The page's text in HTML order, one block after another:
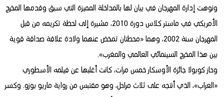
ونوهت إدارة المهرجان في بيان لها بالمداخلة المميزة التي سبق وقدمها المخرج
الأمريكي في ماستر كلاس دورة 2010، مشيرة إلى لحظة تكريمه من قبل
المهرجان سنة 2002، وهما «محطتان تمخض عنهما ولادة علاقة صداقة قوية
بين هذا المخرج السينمائي العالمي والمغرب».
وحاز كوبولا جائزة الأوسكار خمس مرات، كانت أغلبها عن فيلمه الأسطوري
«العراب»، الذي أنتجه على ثلاث مراحل، وهو مقتبس من رواية ماريو بوزو. وكسر